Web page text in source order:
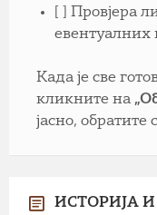
[ ] Провјера
евентуалних
Када је све
кликните на
јасно,
ИСТОРИЈА